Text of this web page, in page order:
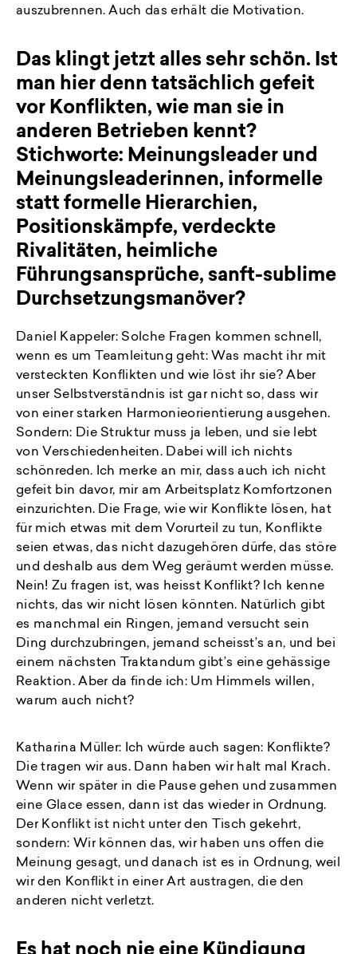
auszubrennen. Auch das erhält die Motivation.
Das klingt jetzt alles sehr schön. Ist
man hier denn tatsächlich gefeit
vor Konflikten, wie man sie in
anderen Betrieben kennt?
Stichworte: Meinungsleader und
Meinungsleaderinnen, informelle
statt formelle Hierarchien,
Positionskämpfe, verdeckte
Rivalitäten, heimliche
Führungsansprüche, sanft-sublime
Durchsetzungsmanöver?
Daniel Kappeler: Solche Fragen kommen schnell,
wenn es um Teamleitung geht: Was macht ihr mit
versteckten Konflikten und wie löst ihr sie? Aber
unser Selbstverständnis ist gar nicht so, dass wir
von einer starken Harmonieorientierung ausgehen.
Sondern: Die Struktur muss ja leben, und sie lebt
von Verschiedenheiten. Dabei will ich nichts
schönreden. Ich merke an mir, dass auch ich nicht
gefeit bin davor, mir am Arbeitsplatz Komfortzonen
einzurichten. Die Frage, wie wir Konflikte lösen, hat
für mich etwas mit dem Vorurteil zu tun, Konflikte
seien etwas, das nicht dazugehören dürfe, das störe
und deshalb aus dem Weg geräumt werden müsse.
Nein! Zu fragen ist, was heisst Konflikt? Ich kenne
nichts, das wir nicht lösen könnten. Natürlich gibt
es manchmal ein Ringen, jemand versucht sein
Ding durchzubringen, jemand scheisst’s an, und bei
einem nächsten Traktandum gibt’s eine gehässige
Reaktion. Aber da finde ich: Um Himmels willen,
warum auch nicht?
Katharina Müller: Ich würde auch sagen: Konflikte?
Die tragen wir aus. Dann haben wir halt mal Krach.
Wenn wir später in die Pause gehen und zusammen
eine Glace essen, dann ist das wieder in Ordnung.
Der Konflikt ist nicht unter den Tisch gekehrt,
sondern: Wir können das, wir haben uns offen die
Meinung gesagt, und danach ist es in Ordnung, weil
wir den Konflikt in einer Art austragen, die den
anderen nicht verletzt.